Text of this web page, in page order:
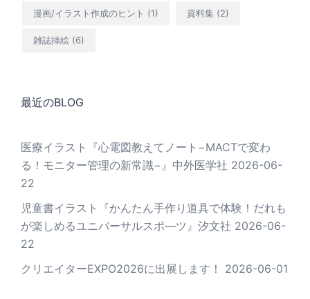
漫画/イラスト作成のヒント (1) 資料集 (2)
雑誌挿絵 (6)
最近のBLOG
医療イラスト『心電図教えてノート−MACTで変わ
る！モニター管理の新常識−』中外医学社 2026-06-
22
児童書イラスト『かんたん手作り道具で体験！だれも
が楽しめるユニバーサルスポ―ツ』汐文社 2026-06-
22
クリエイターEXPO2026に出展します！
2026-06-01